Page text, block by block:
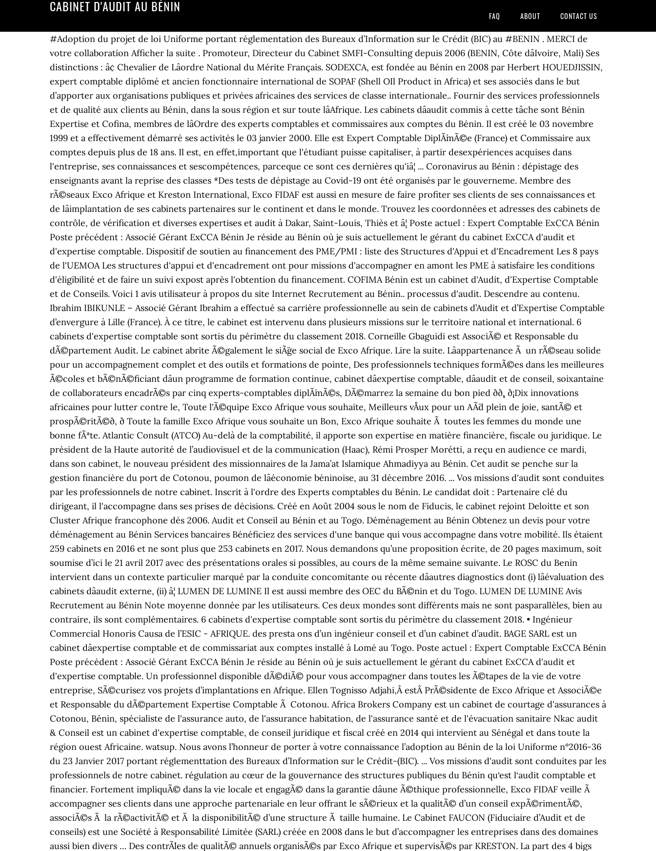
CABINET D'AUDIT AU BÉNIN
FAQ ABOUT CONTACT US
#‎Adoption du projet de loi Uniforme portant réglementation des Bureaux d’Information sur le Crédit (BIC) au #‎BENIN . MERCI de votre collaboration Afficher la suite . Promoteur, Directeur du Cabinet SMFI-Consulting depuis 2006 (BENIN, Côte dâIvoire, Mali) Ses distinctions : â¢ Chevalier de Lâordre National du Mérite Français. SODEXCA, est fondée au Bénin en 2008 par Herbert HOUEDJISSIN, expert comptable diplômé et ancien fonctionnaire international de SOPAF (Shell OIl Product in Africa) et ses associés dans le but d’apporter aux organisations publiques et privées africaines des services de classe internationale.. Fournir des services professionnels et de qualité aux clients au Bénin, dans la sous région et sur toute lâAfrique. Les cabinets dâaudit commis à cette tâche sont Bénin Expertise et Cofina, membres de lâOrdre des experts comptables et commissaires aux comptes du Bénin. Il est créé le 03 novembre 1999 et a effectivement démarré ses activités le 03 janvier 2000. Elle est Expert Comptable DiplÃ´mÃ©e (France) et Commissaire aux comptes depuis plus de 18 ans. Il est, en effet,important que l'étudiant puisse capitaliser, à partir desexpériences acquises dans l'entreprise, ses connaissances et sescompétences, parceque ce sont ces dernières qu'iâ¦ ... Coronavirus au Bénin : dépistage des enseignants avant la reprise des classes *Des tests de dépistage au Covid-19 ont été organisés par le gouverneme. Membre des rÃ©seaux Exco Afrique et Kreston International, Exco FIDAF est aussi en mesure de faire profiter ses clients de ses connaissances et de lâimplantation de ses cabinets partenaires sur le continent et dans le monde. Trouvez les coordonnées et adresses des cabinets de contrôle, de vérification et diverses expertises et audit à Dakar, Saint-Louis, Thiès et â¦ Poste actuel : Expert Comptable ExCCA Bénin Poste précédent : Associé Gérant ExCCA Bénin Je réside au Bénin où je suis actuellement le gérant du cabinet ExCCA d'audit et d'expertise comptable. Dispositif de soutien au financement des PME/PMI : liste des Structures d'Appui et d'Encadrement Les 8 pays de l'UEMOA Les structures d'appui et d'encadrement ont pour missions d'accompagner en amont les PME à satisfaire les conditions d'éligibilité et de faire un suivi expost après l'obtention du financement. COFIMA Bénin est un cabinet d'Audit, d'Expertise Comptable et de Conseils. Voici 1 avis utilisateur à propos du site Internet Recrutement au Bénin.. processus d'audit. Descendre au contenu. Ibrahim IBIKUNLE – Associé Gérant Ibrahim a effectué sa carrière professionnelle au sein de cabinets d’Audit et d’Expertise Comptable d’envergure à Lille (France). À ce titre, le cabinet est intervenu dans plusieurs missions sur le territoire national et international. 6 cabinets d'expertise comptable sont sortis du périmètre du classement 2018. Corneille Gbaguidi est AssociÃ© et Responsable du dÃ©partement Audit. Le cabinet abrite Ã©galement le siÃ¨ge social de Exco Afrique. Lire la suite. Lâappartenance Ã un rÃ©seau solide pour un accompagnement complet et des outils et formations de pointe, Des professionnels techniques formÃ©es dans les meilleures Ã©coles et bÃ©nÃ©ficiant dâun programme de formation continue, cabinet dâexpertise comptable, dâaudit et de conseil, soixantaine de collaborateurs encadrÃ©s par cinq experts-comptables diplÃ´mÃ©s, DÃ©marrez la semaine du bon pied ðð¸, ð¡Dix innovations africaines pour lutter contre le, Toute l'Ã©quipe Exco Afrique vous souhaite, Meilleurs vÅux pour un AÃ¯d plein de joie, santÃ© et prospÃ©ritÃ©ð, ð Toute la famille Exco Afrique vous souhaite un Bon, Exco Afrique souhaite Ã toutes les femmes du monde une bonne fÃªte. Atlantic Consult (ATCO) Au-delà de la comptabilité, il apporte son expertise en matière financière, fiscale ou juridique. Le président de la Haute autorité de l’audiovisuel et de la communication (Haac), Rémi Prosper Morétti, a reçu en audience ce mardi, dans son cabinet, le nouveau président des missionnaires de la Jama’at Islamique Ahmadiyya au Bénin. Cet audit se penche sur la gestion financière du port de Cotonou, poumon de lâéconomie béninoise, au 31 décembre 2016. ... Vos missions d'audit sont conduites par les professionnels de notre cabinet. Inscrit à l'ordre des Experts comptables du Bénin. Le candidat doit : Partenaire clé du dirigeant, il l'accompagne dans ses prises de décisions. Créé en Août 2004 sous le nom de Fiducis, le cabinet rejoint Deloitte et son Cluster Afrique francophone dès 2006. Audit et Conseil au Bénin et au Togo. Déménagement au Bénin Obtenez un devis pour votre déménagement au Bénin Services bancaires Bénéficiez des services d'une banque qui vous accompagne dans votre mobilité. Ils étaient 259 cabinets en 2016 et ne sont plus que 253 cabinets en 2017. Nous demandons qu’une proposition écrite, de 20 pages maximum, soit soumise d’ici le 21 avril 2017 avec des présentations orales si possibles, au cours de la même semaine suivante. Le ROSC du Benin intervient dans un contexte particulier marqué par la conduite concomitante ou récente dâautres diagnostics dont (i) lâévaluation des cabinets dâaudit externe, (ii) â¦ LUMEN DE LUMINE Il est aussi membre des OEC du BÃ©nin et du Togo. LUMEN DE LUMINE Avis Recrutement au Bénin Note moyenne donnée par les utilisateurs. Ces deux mondes sont différents mais ne sont pasparallèles, bien au contraire, ils sont complémentaires. 6 cabinets d'expertise comptable sont sortis du périmètre du classement 2018. • Ingénieur Commercial Honoris Causa de l’ESIC - AFRIQUE. des presta ons d’un ingénieur conseil et d’un cabinet d’audit. BAGE SARL est un cabinet dâexpertise comptable et de commissariat aux comptes installé à Lomé au Togo. Poste actuel : Expert Comptable ExCCA Bénin Poste précédent : Associé Gérant ExCCA Bénin Je réside au Bénin où je suis actuellement le gérant du cabinet ExCCA d'audit et d'expertise comptable. Un professionnel disponible dÃ©diÃ© pour vous accompagner dans toutes les Ã©tapes de la vie de votre entreprise, SÃ©curisez vos projets d’implantations en Afrique. Ellen Tognisso Adjahi,Â estÂ PrÃ©sidente de Exco Afrique et AssociÃ©e et Responsable du dÃ©partement Expertise Comptable Ã Cotonou. Africa Brokers Company est un cabinet de courtage d'assurances à Cotonou, Bénin, spécialiste de l'assurance auto, de l'assurance habitation, de l'assurance santé et de l'évacuation sanitaire Nkac audit & Conseil est un cabinet d'expertise comptable, de conseil juridique et fiscal créé en 2014 qui intervient au Sénégal et dans toute la région ouest Africaine. watsup. Nous avons l’honneur de porter à votre connaissance l’adoption au Bénin de la loi Uniforme n°2016-36 du 23 Janvier 2017 portant réglementtation des Bureaux d’Information sur le Crédit-(BIC). ... Vos missions d'audit sont conduites par les professionnels de notre cabinet. régulation au cœur de la gouvernance des structures publiques du Bénin qu‘est l‘audit comptable et financier. Fortement impliquÃ© dans la vie locale et engagÃ© dans la garantie dâune Ã©thique professionnelle, Exco FIDAF veille Ã accompagner ses clients dans une approche partenariale en leur offrant le sÃ©rieux et la qualitÃ© d’un conseil expÃ©rimentÃ©, associÃ©s Ã la rÃ©activitÃ© et Ã la disponibilitÃ© d’une structure Ã taille humaine. Le Cabinet FAUCON (Fiduciaire d’Audit et de conseils) est une Société à Responsabilité Limitée (SARL) créée en 2008 dans le but d’accompagner les entreprises dans des domaines aussi bien divers … Des contrÃ´les de qualitÃ© annuels organisÃ©s par Exco Afrique et supervisÃ©s par KRESTON. La part des 4 bigs dans le chiffre d'affaires total de la profession pour les activités comptables est fixé à 41% et ils emploient 37% de l'effectif. Mazars is a leading international audit, tax and advisory firm. SODEXCA, est fondée au Bénin en 2008 par Herbert HOUEDJISSIN, expert comptable diplômé et ancien fonctionnaire international de SOPAF (Shell OIl Product in Africa) et ses associés dans le but dâapporter aux organisations publiques et privées africaines des services de classe internationale.. AdhÃ©sion du cabinet Â«Catein GÃ©rardÂ» Antananarivo, Madagascar au rÃ©seau Exco Afrique, Expertise Comptable - Audit - Conseil - Social. A cause de la Covid-19, le continent africain nâÃ©chappera pas Ã la rÃ©cession cette annÃ©e. Audit et Conseil au Bénin et au Togo. Lomé - Togo. Annuaire des entreprises d'audit et de contrôle. Compagnies d'audit et d'expertise au Sénégal. DTTL (également appelé «Deloitte Global») et chacun de ses cabinets membres sont des â¦ ... AUDITEURS DE JUSTICE AU TITRE DE L’ANNÉE 2020. Le cabinet réunit des ressources humaines qualifiées pour répondre à vos attentes. Sociétés d'audit, d'expertise et de conseil au Bénin. En poursuivant votre navigation, vous acceptez le dÃ©pÃ´t de cookies tiers destinÃ©s Ã vous proposer des vidÃ©os, des boutons de partage, des remontÃ©es de contenus de plateformes sociales. C'est un moment où l'étudiant se retrouveentre deux mondes : le monde professionnel et celui académique. â¢ Chevalier de la Reconnaissance Centrafricaine. AFRIQUE AUDIT & CONSEIL est un cabinet dâaudit, de conseil et dâexpertise comptable créé en 2011 sous la forme dâune Société à Responsabilité limitée (S.A.R.L) dont les parts sont réparties exclusivement entre les professionnels de lâExpertise Comptable. ... L’objectif de l’Audit est de permettre au Gouvernement de la République du Bénin, représenté par le Ministère du Cadre de Vie et du Développement Durable et au bailleur de fonds de se Le Cabinet E2C Audit & Conseil Sarl est inscrit au tableau des experts comptables et comptables agrées du Sénégal (ONECCA). Audit, conseil fiscal, consulting, expertise … Energie, Ressources & Produits industriels, Technologies, MÃ©dias & TÃ©lÃ©communications, TÃ©lÃ©communications, MÃ©dias & Entertainment. J'avais travaillé dans une banque puis dans un cabinet d'audit pendant plus 10 ans. LâAfrique subsaharienne aura mÃªme c